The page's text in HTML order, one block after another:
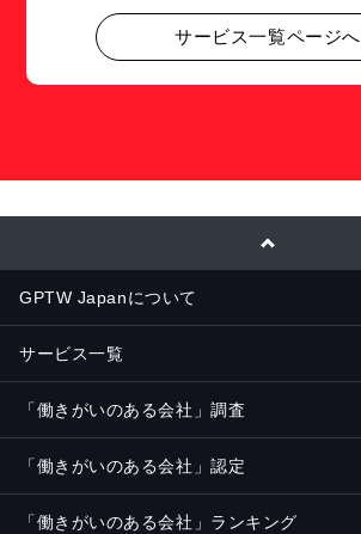
サービス一覧ページへ
GPTW Japanについて
サービス一覧
「働きがいのある会社」調査
「働きがいのある会社」認定
「働きがいのある会社」ランキング